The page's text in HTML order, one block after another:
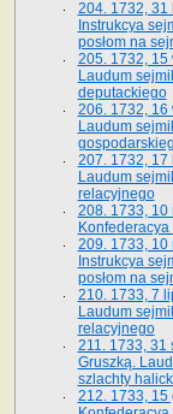
204. 1732, 31
Instrukcya
posłom na
205. 1732, 15
Laudum
deputackiego
206. 1732, 16
Laudum
207. 1732, 17
Laudum
relacyjnego
208. 1733, 10
209. 1733, 10
Instrukcya
posłom na
210. 1733, 7
Laudum
relacyjnego
211. 1733, 31
Gruszką.
szlachty
212. 1733, 15